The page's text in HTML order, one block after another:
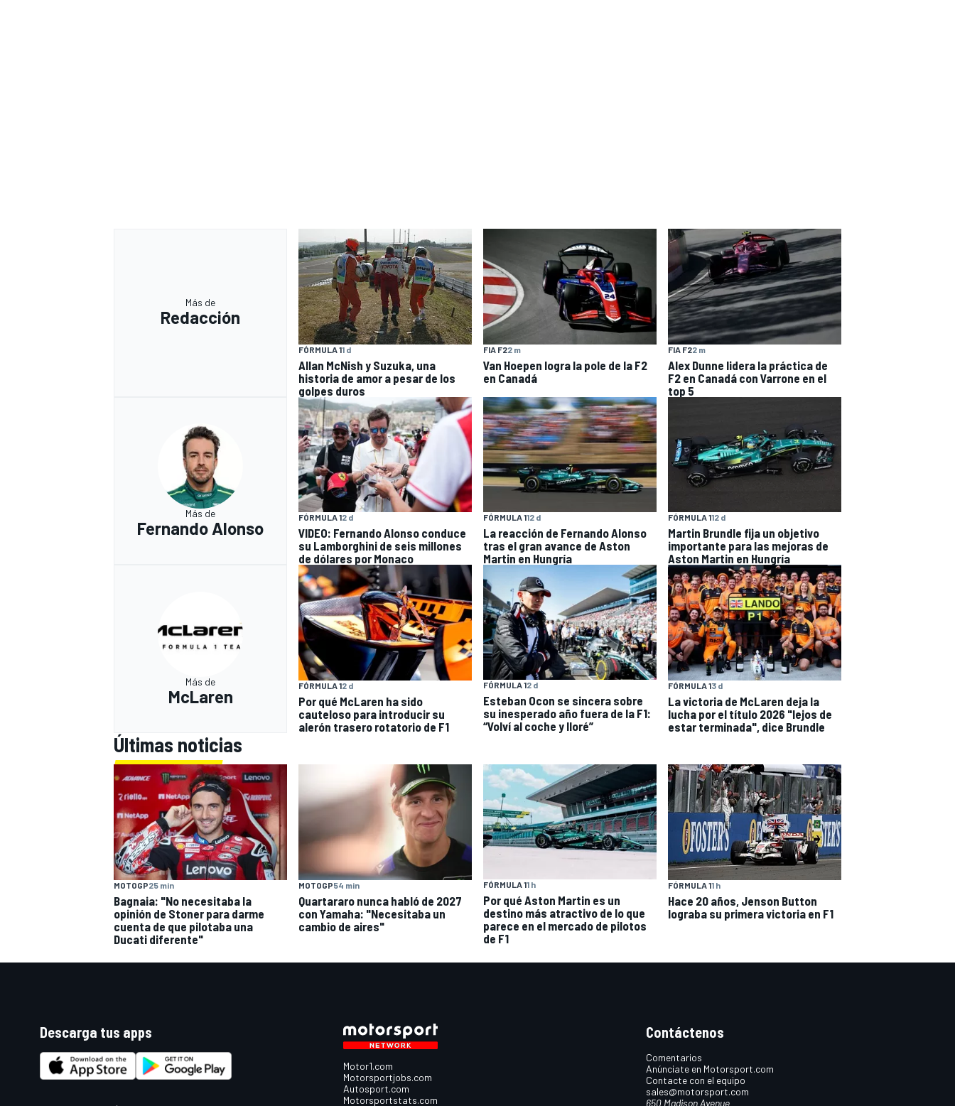
Más de
Redacción
FÓRMULA 11 d
Allan McNish y Suzuka, una
historia de amor a pesar de los
golpes duros
FIA F22 m
Van Hoepen logra la pole de la F2
en Canadá
FIA F22 m
Alex Dunne lidera la práctica de
F2 en Canadá con Varrone en el
top 5
Más de
Fernando Alonso
FÓRMULA 12 d
VIDEO: Fernando Alonso conduce
su Lamborghini de seis millones
de dólares por Monaco
FÓRMULA 112 d
La reacción de Fernando Alonso
tras el gran avance de Aston
Martin en Hungría
FÓRMULA 112 d
Martin Brundle fija un objetivo
importante para las mejoras de
Aston Martin en Hungría
Más de
McLaren
FÓRMULA 12 d
Por qué McLaren ha sido
cauteloso para introducir su
alerón trasero rotatorio de F1
FÓRMULA 12 d
Esteban Ocon se sincera sobre
su inesperado año fuera de la F1:
“Volví al coche y lloré”
FÓRMULA 13 d
La victoria de McLaren deja la
lucha por el título 2026 "lejos de
estar terminada", dice Brundle
Últimas noticias
MOTOGP25 min
Bagnaia: "No necesitaba la
opinión de Stoner para darme
cuenta de que pilotaba una
Ducati diferente"
MOTOGP54 min
Quartararo nunca habló de 2027
con Yamaha: "Necesitaba un
cambio de aires"
FÓRMULA 11 h
Por qué Aston Martin es un
destino más atractivo de lo que
parece en el mercado de pilotos
de F1
FÓRMULA 11 h
Hace 20 años, Jenson Button
lograba su primera victoria en F1
Descarga tus apps
Motor1.com
Motorsportjobs.com
Autosport.com
Motorsportstats.com
Contáctenos
Comentarios
Anúnciate en Motorsport.com
Contacte con el equipo
sales@motorsport.com
650 Madison Avenue